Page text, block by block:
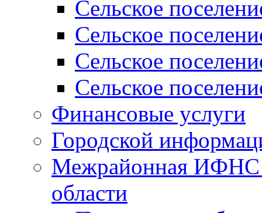
Сельское
Сельское
Сельское
Сельское
Финансовые услуги
Городской
Межрайонная ИФНС
области